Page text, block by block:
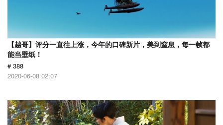
【越哥】评分一直往上涨，今年的口碑新片，美到窒息，每一帧都
能当壁纸！
# 388
2020-06-08 02:07